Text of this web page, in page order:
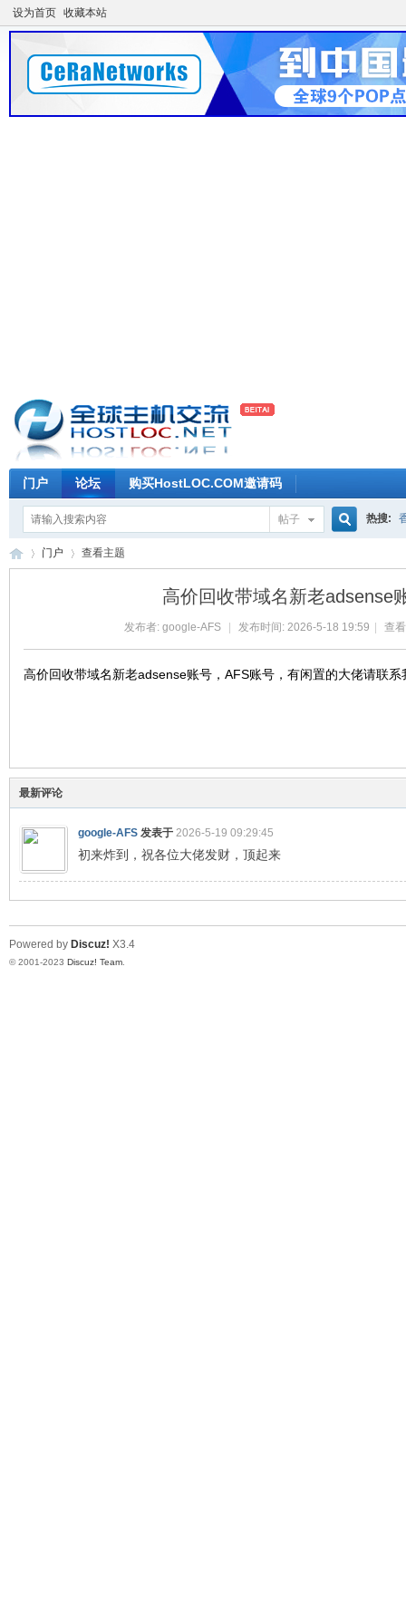
设为首页 收藏本站
门户 论坛 购买HostLOC.COM邀请码
帖子
索
热搜:
球
门户 查看主题
高价回收带域名新老adsense
发布者: google-AFS 发布时间: 2026-5-18 19:59 查
高价回收带域名新老adsense账号，AFS账号，有闲置的大佬请联系
最新评论
google-AFS 发表于 2026-5-19 09:29:45
初来炸到，祝各位大佬发财，顶起来
Powered by Discuz! X3.4
© 2001-2023 Discuz! Team